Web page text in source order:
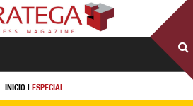
INICIO | ESPECIAL